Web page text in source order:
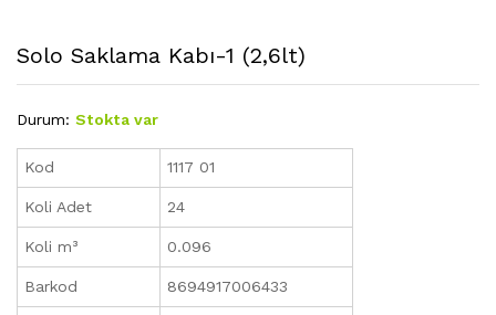
Solo Saklama Kabı-1 (2,6lt)
Durum: Stokta var
Kod 1117 01
Koli Adet 24
Koli m³ 0.096
Barkod 8694917006433